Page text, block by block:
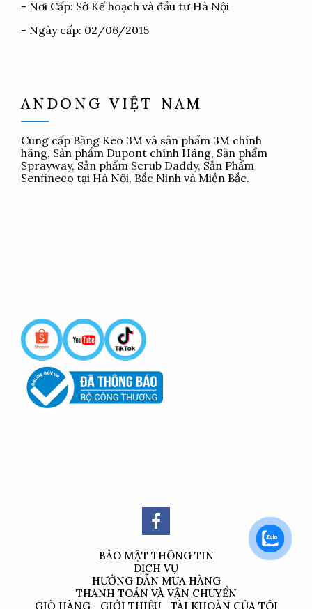
- Nơi Cấp: Sở Kế hoạch và đầu tư Hà Nội
- Ngày cấp: 02/06/2015
ANDONG VIỆT NAM
Cung cấp Băng Keo 3M và sản phẩm 3M chính
hãng, Sản phẩm Dupont chính Hãng, Sản phẩm
Sprayway, Sản phẩm Scrub Daddy, Sản Phẩm
Senfineco tại Hà Nội, Bắc Ninh và Miền Bắc.
BẢO MẬT THÔNG TIN
DỊCH VỤ
HƯỚNG DẪN MUA HÀNG
THANH TOÁN VÀ VẬN CHUYỂN
GIỎ HÀNG
GIỚI THIỆU TÀI KHOẢN CỦA TÔI